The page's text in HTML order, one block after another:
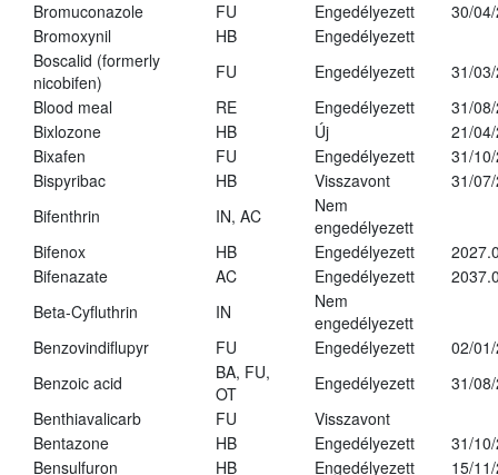
Bromuconazole FU Engedélyezett
30/
Bromoxynil
HB
Engedélyezett
Boscalid (formerly
nicobifen)
FU Engedélyezett
31/
Blood meal
RE Engedélyezett
31/
Bixlozone
HB Új
21/
Bixafen
FU Engedélyezett
31/
Bispyribac
HB Visszavont
31/
Bifenthrin
IN, AC
Nem
engedélyezett
Bifenox
HB Engedélyezett
Bifenazate
AC Engedélyezett
Beta-Cyfluthrin
IN
Nem
engedélyezett
Benzovindiflupyr
FU Engedélyezett
02/
Benzoic acid
BA, FU,
OT
Engedélyezett
31/
Benthiavalicarb
FU
Visszavont
Bentazone
HB Engedélyezett
31/
Bensulfuron
HB Engedélyezett
15/